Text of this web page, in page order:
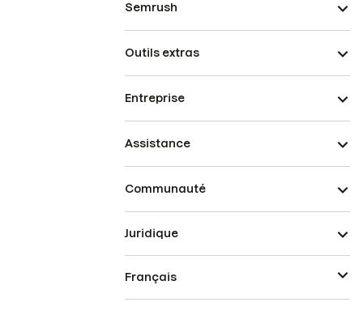
Semrush
Outils extras
Entreprise
Assistance
Communauté
Juridique
Français